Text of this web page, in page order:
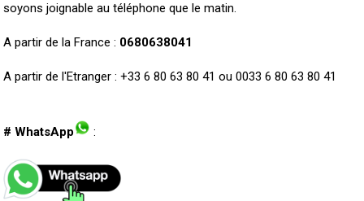
soyons joignable au téléphone que le matin.
A partir de la France : 0680638041
A partir de l'Etranger : +33 6 80 63 80 41 ou 0033 6 80 63 80 41
# WhatsApp :